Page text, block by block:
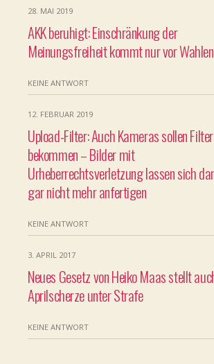
28. MAI 2019
AKK beruhigt: Einschränkung der
Meinungsfreiheit kommt nur vor Wahlen
KEINE ANTWORT
12. FEBRUAR 2019
Upload-Filter: Auch Kameras sollen Filter
bekommen – Bilder mit
Urheberrechtsverletzung lassen sich
gar nicht mehr anfertigen
KEINE ANTWORT
3. APRIL 2017
Neues Gesetz von Heiko Maas stellt
Aprilscherze unter Strafe
KEINE ANTWORT